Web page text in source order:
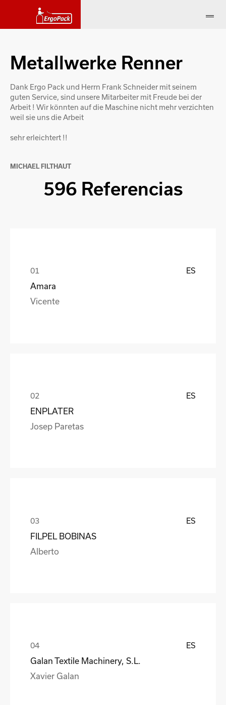
Metallwerke Renner
Dank Ergo Pack und Herrn Frank Schneider mit seinem
guten Service, sind unsere Mitarbeiter mit Freude bei der
Arbeit ! Wir könnten auf die Maschine nicht mehr verzichten
weil sie uns die Arbeit
sehr erleichtert !!
MICHAEL FILTHAUT
596 Referencias
ES
Amara
Vicente
ES
ENPLATER
Josep Paretas
ES
FILPEL BOBINAS
Alberto
ES
Galan Textile Machinery, S.L.
Xavier Galan